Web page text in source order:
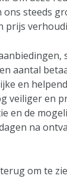
steeds
prijs
aantal
en
veiliger en
en de
na
om te